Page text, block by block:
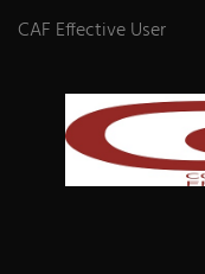
CAF Effective User